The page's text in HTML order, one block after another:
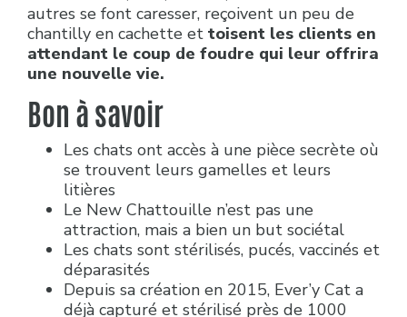
autres se font caresser, reçoivent un peu de
chantilly en cachette et toisent les clients en
attendant le coup de foudre qui leur offrira
une nouvelle vie.
Bon à savoir
Les chats ont accès à une pièce secrète où
se trouvent leurs gamelles et leurs
litières
Le New Chattouille n’est pas une
attraction, mais a bien un but sociétal
Les chats sont stérilisés, pucés, vaccinés et
déparasités
Depuis sa création en 2015, Ever’y Cat a
déjà capturé et stérilisé près de 1000